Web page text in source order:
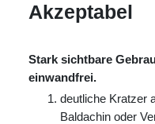
Akzeptabel
Stark sichtbare
einwandfrei.
deutliche Kratzer
Baldachin oder